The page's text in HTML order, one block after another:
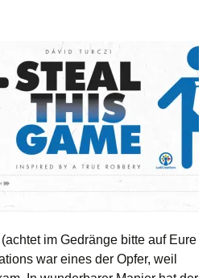
im Gedränge bitte auf Eure
war eines der Opfer, weil